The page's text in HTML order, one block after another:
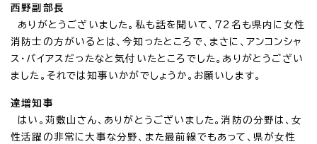
西野副部長
ありがとうございました。私も話を聞いて、72名も県内に女性
消防士の方がいるとは、今知ったところで、まさに、アンコンシャ
ス・バイアスだったなと気付いたところでした。ありがとうござい
ました。それでは知事いかがでしょうか。お願いします。
達増知事
はい。苅敷山さん、ありがとうございました。消防の分野は、女
性活躍の非常に大事な分野、また最前線でもあって、県が女性